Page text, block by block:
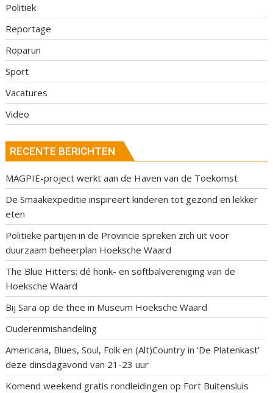
Politiek
Reportage
Roparun
Sport
Vacatures
Video
RECENTE BERICHTEN
MAGPIE-project werkt aan de Haven van de Toekomst
De Smaakexpeditie inspireert kinderen tot gezond en lekker
eten
Politieke partijen in de Provincie spreken zich uit voor
duurzaam beheerplan Hoeksche Waard
The Blue Hitters: dé honk- en softbalvereniging van de
Hoeksche Waard
Bij Sara op de thee in Museum Hoeksche Waard
Ouderenmishandeling
Americana, Blues, Soul, Folk en (Alt)Country in ‘De Platenkast’
deze dinsdagavond van 21-23 uur
Komend weekend gratis rondleidingen op Fort Buitensluis